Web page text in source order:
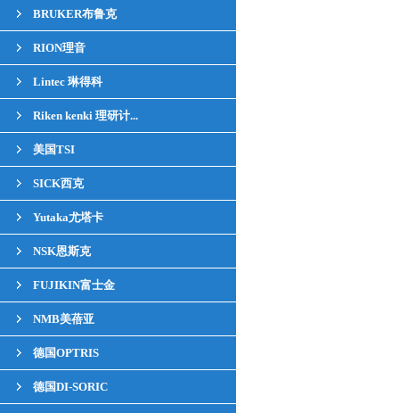
BRUKER布鲁克
RION理音
Lintec 琳得科
Riken kenki 理研计...
美国TSI
SICK西克
Yutaka尤塔卡
NSK恩斯克
FUJIKIN富士金
NMB美蓓亚
德国OPTRIS
德国DI-SORIC